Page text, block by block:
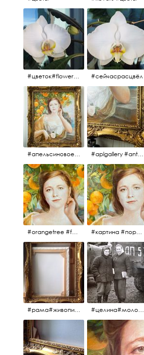
#цветок#flowers #💜🌸 #сейчасрасцвёл
#апельсиновоедерево #плодородие #изобилие #картина #портрет #живопись #девушка #апельсиновоедерево #плодородие #рама #антикварнаярама #антиквариат #antiques #abundance #aplgallery #portrait #painting #frame #fertility #orangetree @aplgallery #aplgallery #antiques #painting #portrait #frame #antiqueframe #abundance #fertility #orangetree #антиквариат#картина#фрагмент #живопись #улыбка #девушка #портрет #рама #антикварнаярама #изобилие #плодородие #апельсиновоедерево
#orangetree #fertility #abundance #portrait #painting #живопись #портрет #картина #девушка #улыбка #aplgallery #картина #портрет #живопись #апельсиновоедерево # девушка #улыбка #изобилие #плодородие #painting #portrait #abundance #fertility #orangetree #aplgallery
#рама#живопись#антиквариат#спб#aplgallery #целина#молодёжьнацелине#комсомолки#50тыегода #50тые#СССР